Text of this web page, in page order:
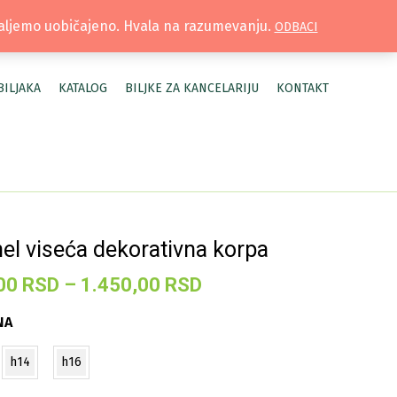
| MOJ NALOG
KATALOG BILJKE ZA KANCELARIJU KONTAKT
viseća dekorativna korpa
RSD – 1.450,00 RSD
h14 h16
uobičajeno. Hvala na razumevanju. ODBACI